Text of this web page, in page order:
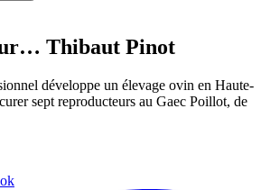
Thibaut Pinot
développe un élevage ovin en Haute-
sept reproducteurs au Gaec Poillot, de